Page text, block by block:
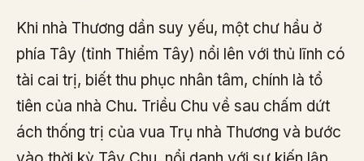
Khi nhà Thương dần suy yếu, một chư hầu ở
phía Tây (tỉnh Thiểm Tây) nổi lên với thủ lĩnh có
tài cai trị, biết thu phục nhân tâm, chính là tổ
tiên của nhà Chu. Triều Chu về sau chấm dứt
ách thống trị của vua Trụ nhà Thương và bước